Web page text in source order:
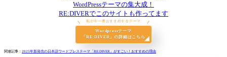
WordPressテーマの集大成！
RE:DIVERでこのサイトも作ってます
私が今一番おすすめするテーマ
Wordpressテーマ
「RE:DIVER」の詳細はこちら
関連記事： 2025年新発売の日本語ワードプレステーマ「RE:DIVER」がすごい！おすすめの理由